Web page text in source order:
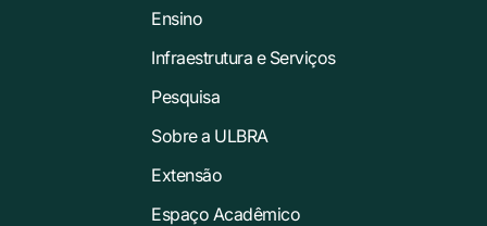
Ensino
Infraestrutura e Serviços
Pesquisa
Sobre a ULBRA
Extensão
Espaço Acadêmico